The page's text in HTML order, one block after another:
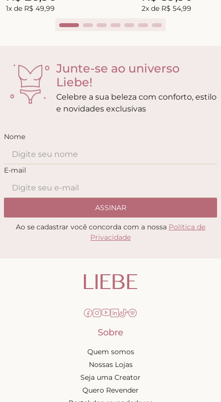
1x de R$ 49,99 2x de R$ 54,99
Junte-se ao universo
Liebe!
Celebre a sua beleza com conforto, estilo
e novidades exclusivas
Nome
E-mail
ASSINAR
Ao se cadastrar você concorda com a nossa Política de
Privacidade
Sobre
Quem somos
Nossas Lojas
Seja uma Creator
Quero Revender